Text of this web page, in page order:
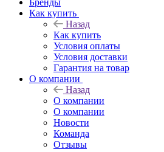
Бренды
Как купить
Назад
Как купить
Условия оплаты
Условия доставки
Гарантия на товар
О компании
Назад
О компании
О компании
Новости
Команда
Отзывы